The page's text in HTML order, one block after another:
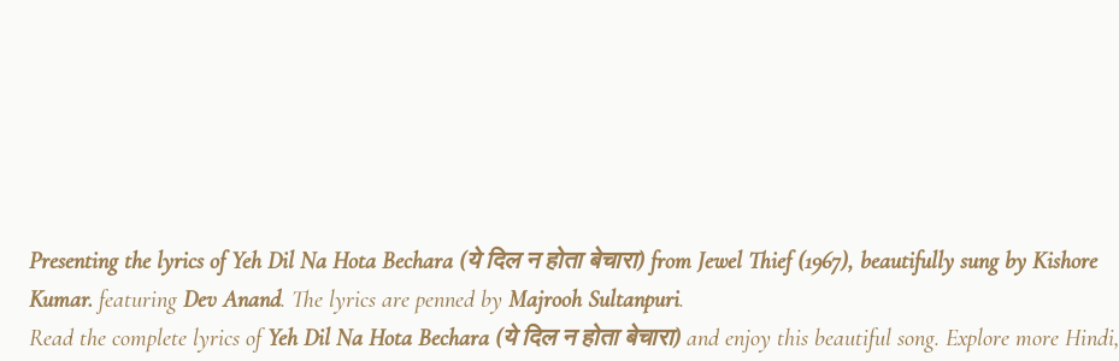
Presenting the lyrics of Yeh Dil Na Hota Bechara (ये दिल न होता बेचारा) from Jewel Thief (1967), beautifully sung by Kishore
Kumar. featuring Dev Anand. The lyrics are penned by Majrooh Sultanpuri.
Read the complete lyrics ofYeh Dil Na Hota Bechara (ये दिल न होता बेचारा) and enjoy this beautiful song. Explore more Hindi,